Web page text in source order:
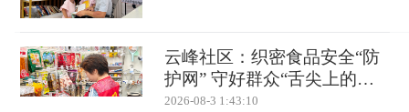
云峰社区：织密食品安全“防
护网” 守好群众“舌尖上的幸
福”
2026-08-3 1:43:10